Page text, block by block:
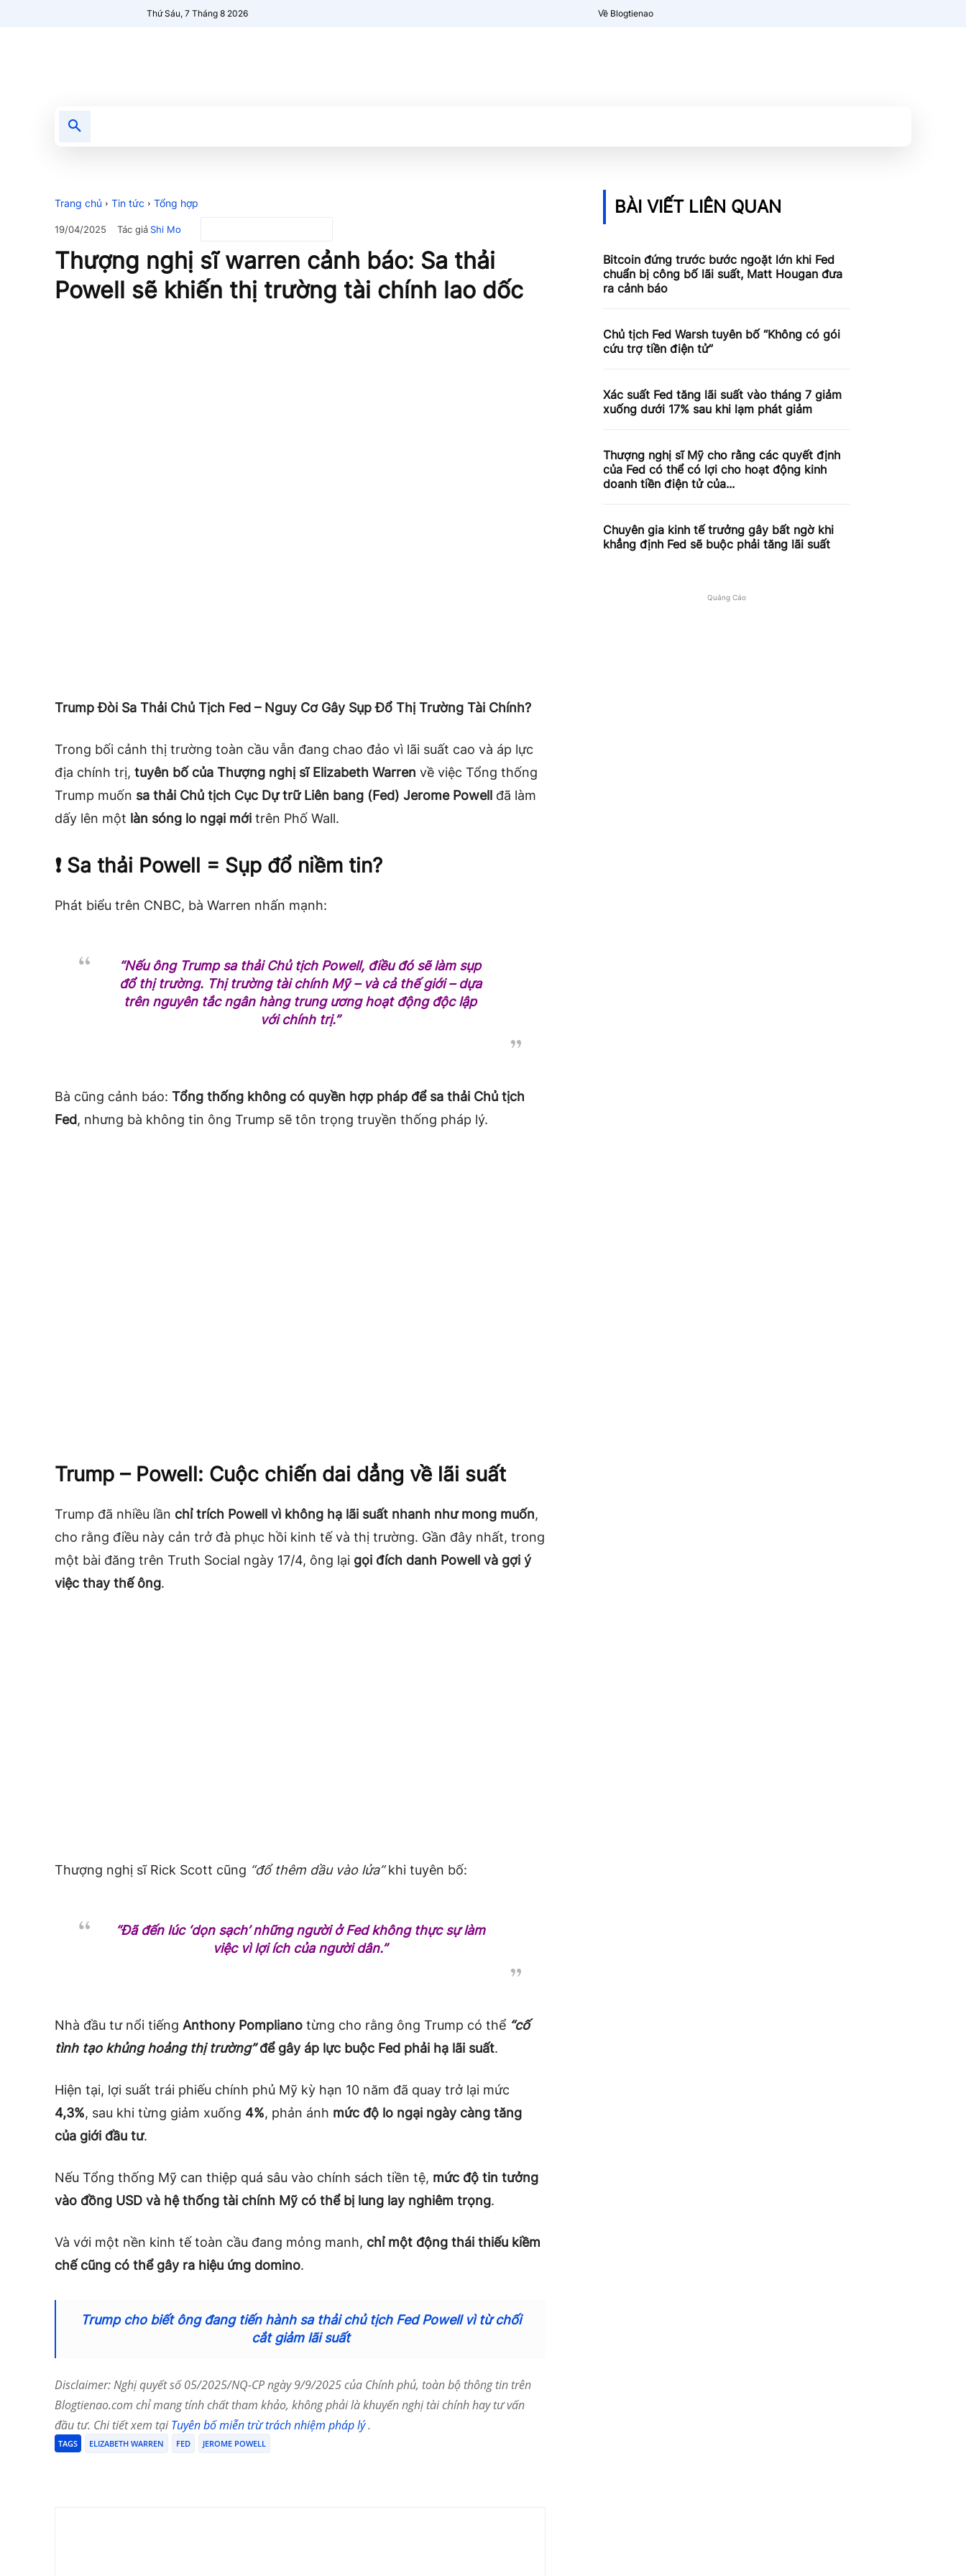
Thứ Sáu, 7 Tháng 8 2026 Về Blogtienao
Trang chủ Tin tức Tổng hợp
19/04/2025 Tác giảShi Mo
Thượng nghị sĩ warren cảnh báo: Sa thải
Powell sẽ khiến thị trường tài chính lao dốc
Trump Đòi Sa Thải Chủ Tịch Fed – Nguy Cơ Gây Sụp Đổ Thị Trường Tài Chính?
Trong bối cảnh thị trường toàn cầu vẫn đang chao đảo vì lãi suất cao và áp lực
địa chính trị, tuyên bố của Thượng nghị sĩ Elizabeth Warren về việc Tổng thống
Trump muốn sa thải Chủ tịch Cục Dự trữ Liên bang (Fed) Jerome Powell đã làm
dấy lên một làn sóng lo ngại mới trên Phố Wall.
❗ Sa thải Powell = Sụp đổ niềm tin?
Phát biểu trên CNBC, bà Warren nhấn mạnh:
“Nếu ông Trump sa thải Chủ tịch Powell, điều đó sẽ làm sụp
đổ thị trường. Thị trường tài chính Mỹ – và cả thế giới – dựa
trên nguyên tắc ngân hàng trung ương hoạt động độc lập
với chính trị.”
Bà cũng cảnh báo: Tổng thống không có quyền hợp pháp để sa thải Chủ tịch
Fed, nhưng bà không tin ông Trump sẽ tôn trọng truyền thống pháp lý.
Trump – Powell: Cuộc chiến dai dẳng về lãi suất
Trump đã nhiều lần chỉ trích Powell vì không hạ lãi suất nhanh như mong muốn,
cho rằng điều này cản trở đà phục hồi kinh tế và thị trường. Gần đây nhất, trong
một bài đăng trên Truth Social ngày 17/4, ông lại gọi đích danh Powell và gợi ý
việc thay thế ông.
Thượng nghị sĩ Rick Scott cũng “đổ thêm dầu vào lửa”khi tuyên bố:
“Đã đến lúc ‘dọn sạch’ những người ở Fed không thực sự làm
việc vì lợi ích của người dân.”
Nhà đầu tư nổi tiếng Anthony Pompliano từng cho rằng ông Trump có thể “cố
tình tạo khủng hoảng thị trường”để gây áp lực buộc Fed phải hạ lãi suất.
Hiện tại, lợi suất trái phiếu chính phủ Mỹ kỳ hạn 10 năm đã quay trở lại mức
4,3%, sau khi từng giảm xuống 4%, phản ánh mức độ lo ngại ngày càng tăng
của giới đầu tư.
Nếu Tổng thống Mỹ can thiệp quá sâu vào chính sách tiền tệ, mức độ tin tưởng
vào đồng USD và hệ thống tài chính Mỹ có thể bị lung lay nghiêm trọng.
Và với một nền kinh tế toàn cầu đang mỏng manh, chỉ một động thái thiếu kiềm
chế cũng có thể gây ra hiệu ứng domino.
Trump cho biết ông đang tiến hành sa thải chủ tịch Fed Powell vì từ chối
cắt giảm lãi suất
Disclaimer: Nghị quyết số 05/2025/NQ-CP ngày 9/9/2025 của Chính phủ, toàn bộ thông tin trên
Blogtienao.com chỉ mang tính chất tham khảo, không phải là khuyến nghị tài chính hay tư vấn
đầu tư. Chi tiết xem tạiTuyên bố miễn trừ trách nhiệm pháp lý.
TAGS ELIZABETH WARREN FED JEROME POWELL
BÀI VIẾT LIÊN QUAN
Bitcoin đứng trước bước ngoặt lớn khi Fed
chuẩn bị công bố lãi suất, Matt Hougan đưa
ra cảnh báo
Chủ tịch Fed Warsh tuyên bố “Không có gói
cứu trợ tiền điện tử”
Xác suất Fed tăng lãi suất vào tháng 7 giảm
xuống dưới 17% sau khi lạm phát giảm
Thượng nghị sĩ Mỹ cho rằng các quyết định
của Fed có thể có lợi cho hoạt động kinh
doanh tiền điện tử của...
Chuyên gia kinh tế trưởng gây bất ngờ khi
khẳng định Fed sẽ buộc phải tăng lãi suất
Quảng Cáo